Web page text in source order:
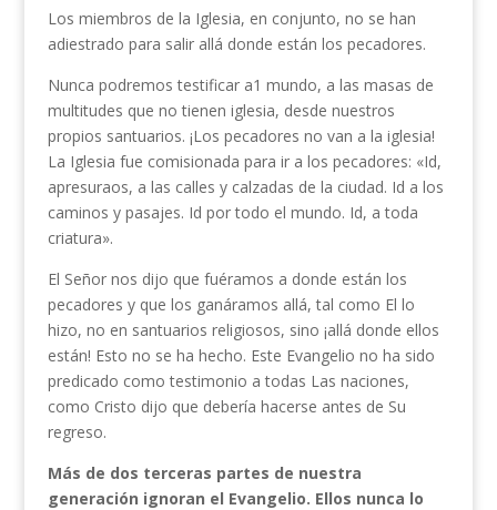
Los miembros de la Iglesia, en conjunto, no se han
adiestrado para salir allá donde están los pecadores.
Nunca podremos testificar a1 mundo, a las masas de
multitudes que no tienen iglesia, desde nuestros
propios santuarios. ¡Los pecadores no van a la iglesia!
La Iglesia fue comisionada para ir a los pecadores: «Id,
apresuraos, a las calles y calzadas de la ciudad. Id a los
caminos y pasajes. Id por todo el mundo. Id, a toda
criatura».
El Señor nos dijo que fuéramos a donde están los
pecadores y que los ganáramos allá, tal como El lo
hizo, no en santuarios religiosos, sino ¡allá donde ellos
están! Esto no se ha hecho. Este Evangelio no ha sido
predicado como testimonio a todas Las naciones,
como Cristo dijo que debería hacerse antes de Su
regreso.
Más de dos terceras partes de nuestra
generación ignoran el Evangelio. Ellos nunca lo